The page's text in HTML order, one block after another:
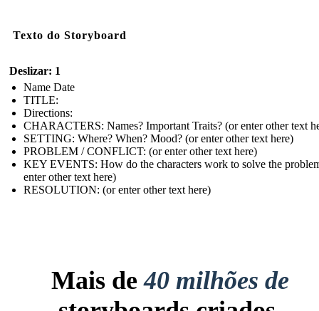
Texto do Storyboard
Deslizar: 1
Name Date
TITLE :
Directions:
CHARACTERS: Names? Important Traits? (or enter other text
SETTING: Where? When? Mood? (or enter other text here)
PROBLEM / CONFLICT: (or enter other text here)
KEY EVENTS: How do the characters work to solve the
enter other text here)
RESOLUTION: (or enter other text here)
Mais de40 milhões de